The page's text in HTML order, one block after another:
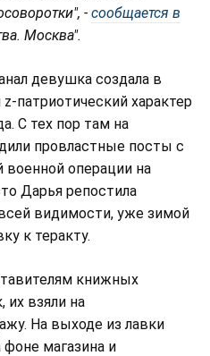
- сообщается в
Москва".
девушка создала в
патриотический характер
С тех пор там на
провластные посты с
операции на
Дарья репостила
видимости, уже зимой
к теракту.
книжных
их взяли на
На выходе из лавки
магазина и